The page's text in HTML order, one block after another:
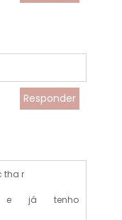
Responder
tha r
e já tenho